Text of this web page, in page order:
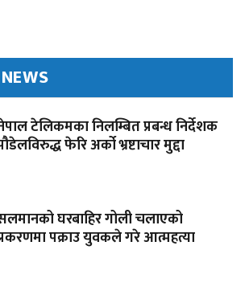
टेलिकमका निलम्बित प्रबन्ध निर्देशक
फेरि अर्को भ्रष्टाचार मुद्दा
घरबाहिर गोली चलाएको
पक्राउ युवकले गरे आत्महत्या